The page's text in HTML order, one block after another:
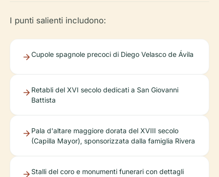
I punti salienti includono:
Cupole spagnole precoci di Diego Velasco de Ávila
Retabli del XVI secolo dedicati a San Giovanni
Battista
Pala d'altare maggiore dorata del XVIII secolo
(Capilla Mayor), sponsorizzata dalla famiglia Rivera
Stalli del coro e monumenti funerari con dettagli